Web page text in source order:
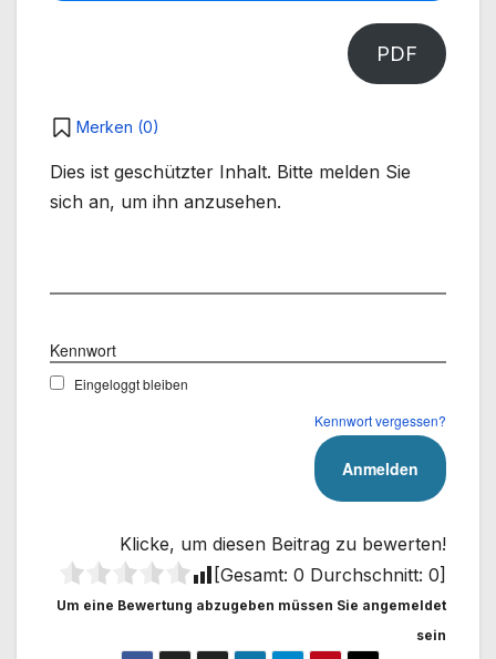
PDF
Merken (0)
Dies ist geschützter Inhalt. Bitte melden Sie
sich an, um ihn anzusehen.
Kennwort
Eingeloggt bleiben
Kennwort vergessen?
Klicke, um diesen Beitrag zu bewerten!
[Gesamt: 0 Durchschnitt: 0]
Um eine Bewertung abzugeben müssen Sie angemeldet
sein